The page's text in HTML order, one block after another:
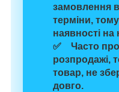
замовлення
терміни,
наявності на
✅ Часто
розпродажі,
товар, не
довго.